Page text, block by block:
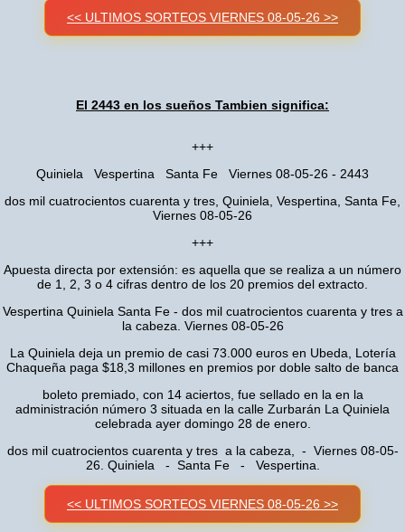
<< ULTIMOS SORTEOS VIERNES 08-05-26 >>
El 2443 en los sueños Tambien significa:
+++
Quiniela Vespertina Santa Fe Viernes 08-05-26 - 2443
dos mil cuatrocientos cuarenta y tres, Quiniela, Vespertina, Santa Fe,
Viernes 08-05-26
+++
Apuesta directa por extensión: es aquella que se realiza a un número
de 1, 2, 3 o 4 cifras dentro de los 20 premios del extracto.
Vespertina Quiniela Santa Fe - dos mil cuatrocientos cuarenta y tres a
la cabeza. Viernes 08-05-26
La Quiniela deja un premio de casi 73.000 euros en Ubeda, Lotería
Chaqueña paga $18,3 millones en premios por doble salto de banca
boleto premiado, con 14 aciertos, fue sellado en la en la
administración número 3 situada en la calle Zurbarán La Quiniela
celebrada ayer domingo 28 de enero.
dos mil cuatrocientos cuarenta y tres a la cabeza, - Viernes 08-05-
26. Quiniela - Santa Fe - Vespertina.
<< ULTIMOS SORTEOS VIERNES 08-05-26 >>